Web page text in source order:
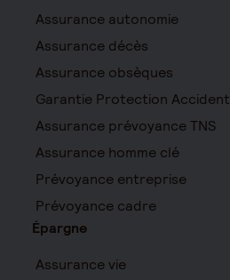
Assurance autonomie
Assurance décès
Assurance obsèques
Garantie Protection Accident
Assurance prévoyance TNS
Assurance homme clé
Prévoyance entreprise
Prévoyance cadre
Épargne
Assurance vie